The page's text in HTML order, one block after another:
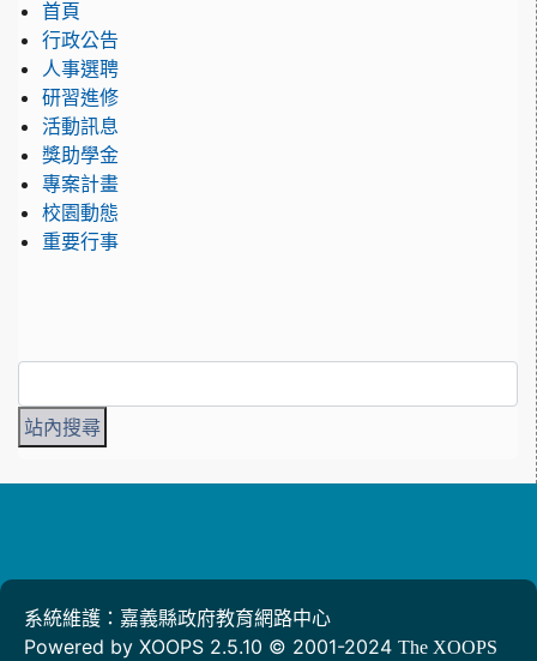
首頁
行政公告
人事選聘
研習進修
活動訊息
獎助學金
專案計畫
校園動態
重要行事
系統維護：嘉義縣政府教育網路中心
Powered by XOOPS 2.5.10 © 2001-2024 The XOOPS